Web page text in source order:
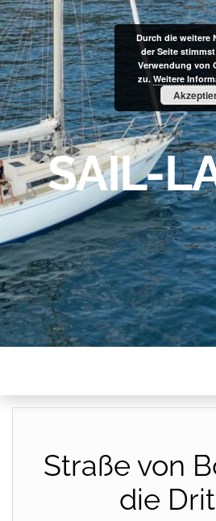
SAIL-
Straße von
die
Durch die weitere
der Seite
Verwendung von
zu. Weitere